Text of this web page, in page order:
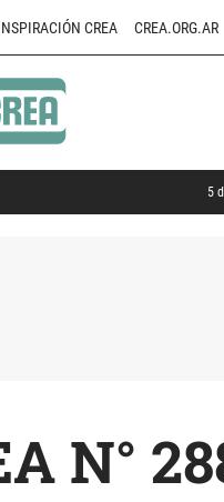
CREA CREA.ORG.AR
N°